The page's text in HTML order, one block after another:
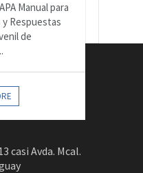
Manual para
Respuestas
de
casi Avda. Mcal.